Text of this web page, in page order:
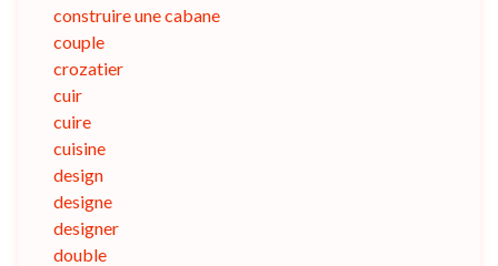
construire une cabane
couple
crozatier
cuir
cuire
cuisine
design
designe
designer
double